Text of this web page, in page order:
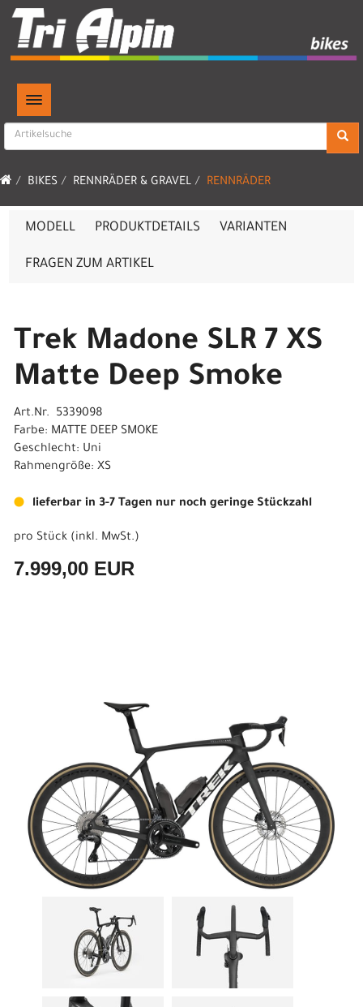
TOGGLE NAVIGATION
BIKES RENNRÄDER & GRAVEL RENNRÄDER
MODELL PRODUKTDETAILS VARIANTEN
FRAGEN ZUM ARTIKEL
Trek Madone SLR 7 XS
Matte Deep Smoke
Art.Nr. 5339098
Farbe: MATTE DEEP SMOKE
Geschlecht: Uni
Rahmengröße: XS
lieferbar in 3-7 Tagen nur noch geringe Stückzahl
pro Stück (inkl. MwSt.)
7.999,00 EUR